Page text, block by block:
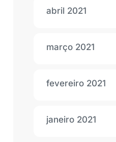
abril 2021
março 2021
fevereiro 2021
janeiro 2021